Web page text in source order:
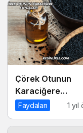
Çörek Otunun
Karaciğere
Faydaları
Faydaları 1 yıl